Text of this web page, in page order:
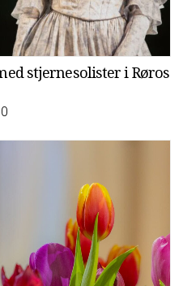
stjernesolister i Røros